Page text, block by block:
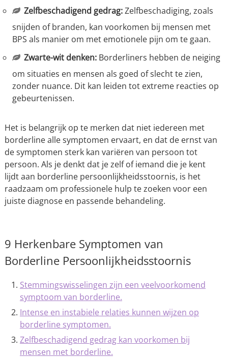
Zelfbeschadigend gedrag:Zelfbeschadiging, zoals
snijden of branden, kan voorkomen bij mensen met
BPS als manier om met emotionele pijn om te gaan.
Zwarte-wit denken:Borderliners hebben de neiging
om situaties en mensen als goed of slecht te zien,
zonder nuance. Dit kan leiden tot extreme reacties op
gebeurtenissen.
Het is belangrijk op te merken dat niet iedereen met
borderline alle symptomen ervaart, en dat de ernst van
de symptomen sterk kan variëren van persoon tot
persoon. Als je denkt dat je zelf of iemand die je kent
lijdt aan borderline persoonlijkheidsstoornis, is het
raadzaam om professionele hulp te zoeken voor een
juiste diagnose en passende behandeling.
9 Herkenbare Symptomen van
Borderline Persoonlijkheidsstoornis
Stemmingswisselingen zijn een veelvoorkomend
symptoom van borderline.
Intense en instabiele relaties kunnen wijzen op
borderline symptomen.
Zelfbeschadigend gedrag kan voorkomen bij
mensen met borderline.